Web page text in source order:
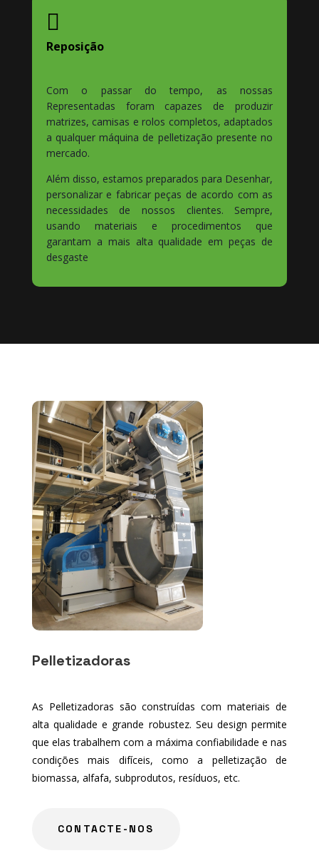

Reposição
Com o passar do tempo, as nossas
Representadas foram capazes de produzir
matrizes, camisas e rolos completos, adaptados
a qualquer máquina de pelletização presente no
mercado.
Além disso, estamos preparados para Desenhar,
personalizar e fabricar peças de acordo com as
necessidades de nossos clientes. Sempre,
usando materiais e procedimentos que
garantam a mais alta qualidade em peças de
desgaste
Pelletizadoras
As Pelletizadoras são construídas com materiais de
alta qualidade e grande robustez. Seu design permite
que elas trabalhem com a máxima confiabilidade e nas
condições mais difíceis, como a pelletização de
biomassa, alfafa, subprodutos, resíduos, etc.
CONTACTE-NOS